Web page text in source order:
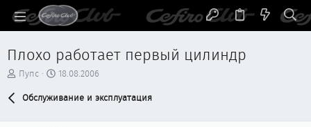
Плохо работает первый цилиндр
А
Пупс
Д
т
18.08.2006
Обслуживание и эксплуатация